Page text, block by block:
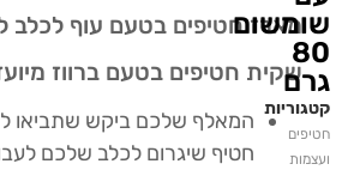
שומשום
80
גרם
קטגוריות
חטיפים
ועצמות
מארז חטיפים בטעם עוף לכלב
שקית חטיפים בטעם ברווז
המאלף שלכם ביקש שתביאו
חטיף שיגרום לכלב שלכם